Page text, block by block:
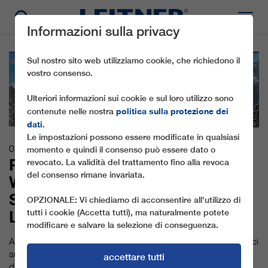
01.08.2017
PIÙ EFFICIENZA SUL
WILDKOGEL E
SULL’HOCHFICHT GRAZIE A
LEITNER ROPEWAYS
A partire dal prossimo inverno nei rinomati comprensori sciistici
austriaci Wildkogel-Arena e Hochficht entreranno in funzione
Informazioni sulla privacy
Sul nostro sito web utilizziamo cookie, che richiedono il
vostro consenso.
Ulteriori informazioni sui cookie e sul loro utilizzo sono
contenute nelle nostra politica sulla protezione dei
dati.
Le impostazioni possono essere modificate in qualsiasi
momento e quindi il consenso può essere dato o
revocato. La validità del trattamento fino alla revoca
del consenso rimane invariata.
OPZIONALE: Vi chiediamo di acconsentire all'utilizzo di
tutti i cookie (Accetta tutti), ma naturalmente potete
modificare e salvare la selezione di conseguenza.
accettare tutti